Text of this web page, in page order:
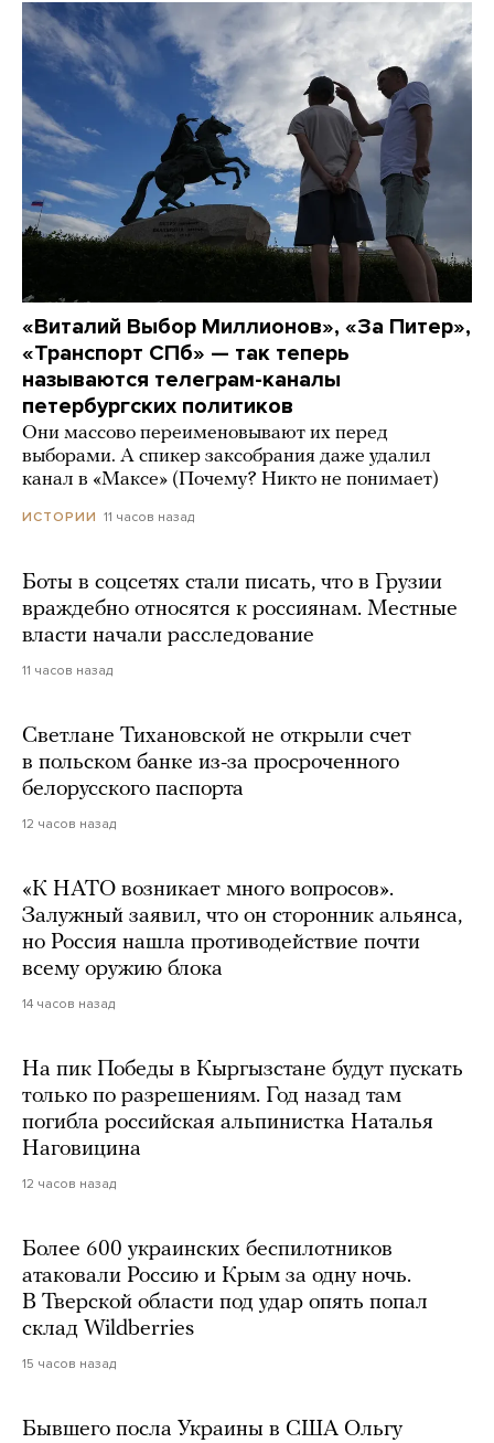
«Виталий Выбор Миллионов», «За Питер»,
«Транспорт СПб» — так теперь
называются телеграм-каналы
петербургских политиков
Они массово переименовывают их перед
выборами. А спикер заксобрания даже удалил
канал в «Максе» (Почему? Никто не понимает)
ИСТОРИИ 11 часов назад
Боты в соцсетях стали писать, что в Грузии
враждебно относятся к россиянам. Местные
власти начали расследование
11 часов назад
Светлане Тихановской не открыли счет
в польском банке из-за просроченного
белорусского паспорта
12 часов назад
«К НАТО возникает много вопросов».
Залужный заявил, что он сторонник альянса,
но Россия нашла противодействие почти
всему оружию блока
14 часов назад
На пик Победы в Кыргызстане будут пускать
только по разрешениям. Год назад там
погибла российская альпинистка Наталья
Наговицина
12 часов назад
Более 600 украинских беспилотников
атаковали Россию и Крым за одну ночь.
В Тверской области под удар опять попал
склад Wildberries
15 часов назад
Бывшего посла Украины в США Ольгу